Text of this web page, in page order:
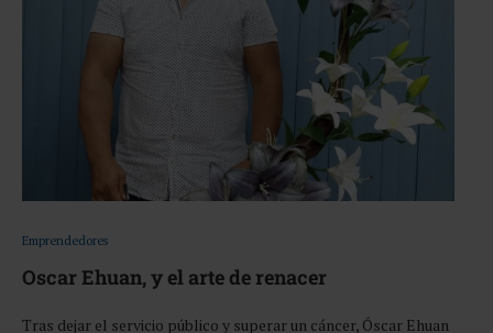
Emprendedores
Oscar Ehuan, y el arte de renacer
Tras dejar el servicio público y superar un cáncer, Óscar Ehuan